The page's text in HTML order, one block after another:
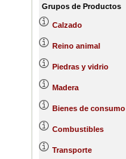
Grupos de Productos
Calzado
Reino animal
Piedras y vidrio
Madera
Bienes de consumo
Combustibles
Transporte